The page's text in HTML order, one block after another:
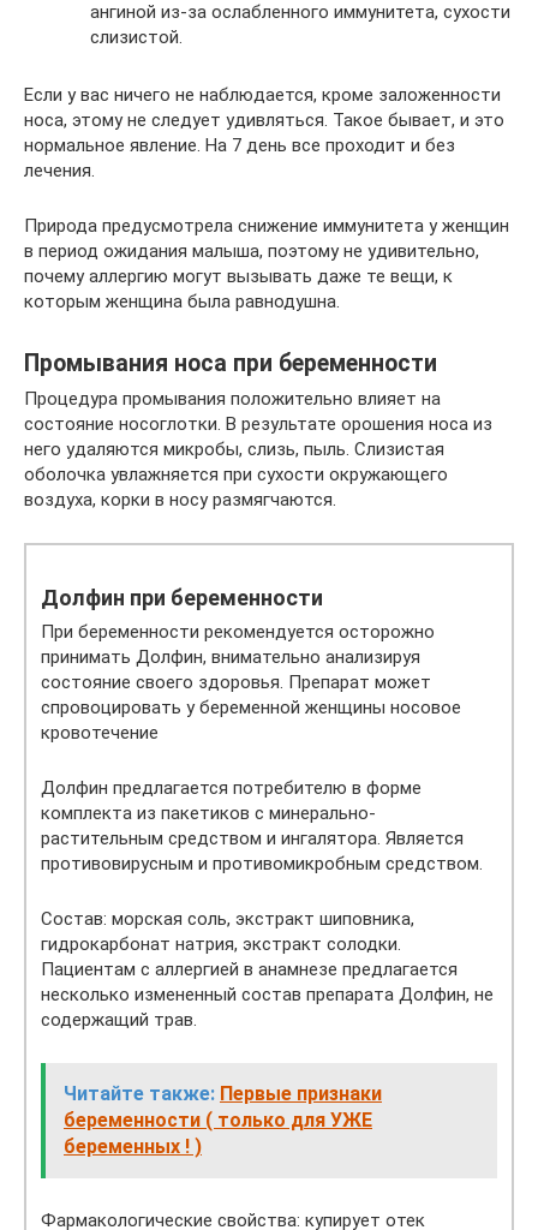
ангиной из-за ослабленного иммунитета, сухости
слизистой.
Если у вас ничего не наблюдается, кроме заложенности
носа, этому не следует удивляться. Такое бывает, и это
нормальное явление. На 7 день все проходит и без
лечения.
Природа предусмотрела снижение иммунитета у женщин
в период ожидания малыша, поэтому не удивительно,
почему аллергию могут вызывать даже те вещи, к
которым женщина была равнодушна.
Промывания носа при беременности
Процедура промывания положительно влияет на
состояние носоглотки. В результате орошения носа из
него удаляются микробы, слизь, пыль. Слизистая
оболочка увлажняется при сухости окружающего
воздуха, корки в носу размягчаются.
Долфин при беременности
При беременности рекомендуется осторожно
принимать Долфин, внимательно анализируя
состояние своего здоровья. Препарат может
спровоцировать у беременной женщины носовое
кровотечение
Долфин предлагается потребителю в форме
комплекта из пакетиков с минерально-
растительным средством и ингалятора. Является
противовирусным и противомикробным средством.
Состав: морская соль, экстракт шиповника,
гидрокарбонат натрия, экстракт солодки.
Пациентам с аллергией в анамнезе предлагается
несколько измененный состав препарата Долфин, не
содержащий трав.
Читайте также: Первые признаки
беременности ( только для УЖЕ
беременных ! )
Фармакологические свойства: купирует отек